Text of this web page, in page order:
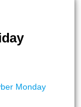
Monday